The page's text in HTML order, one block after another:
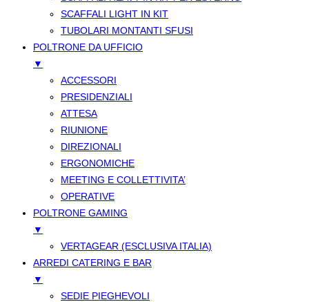
SCAFFALI LIGHT IN KIT
TUBOLARI MONTANTI SFUSI
POLTRONE DA UFFICIO
▼
ACCESSORI
PRESIDENZIALI
ATTESA
RIUNIONE
DIREZIONALI
ERGONOMICHE
MEETING E COLLETTIVITA’
OPERATIVE
POLTRONE GAMING
▼
VERTAGEAR (ESCLUSIVA ITALIA)
ARREDI CATERING E BAR
▼
SEDIE PIEGHEVOLI